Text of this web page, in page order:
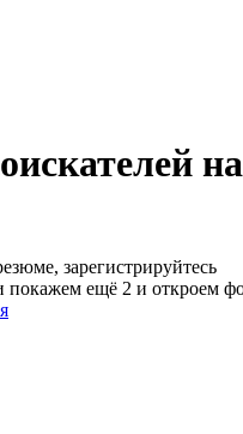
зарегистрируйтесь
покажем ещё 2 и откроем